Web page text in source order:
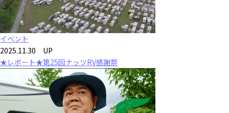
イベント
2025.11.30 UP
★レポート★第25回ナッツRV感謝祭